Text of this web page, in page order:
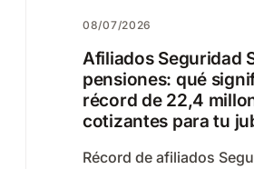
08/07/2026
Afiliados Seguridad
pensiones: qué
récord de 22,4
cotizantes para tu
Récord de afiliados